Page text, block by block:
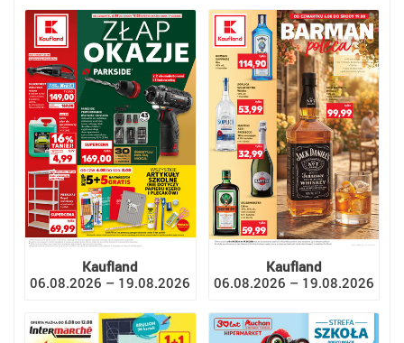
Kaufland
06.08.2026 – 19.08.2026
Kaufland
06.08.2026 – 19.08.2026